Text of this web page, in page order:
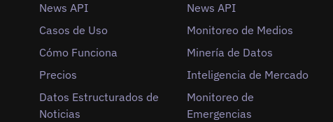
News API
Casos de Uso
Cómo Funciona
Precios
Datos Estructurados de
Noticias
News API
Monitoreo de Medios
Minería de Datos
Inteligencia de Mercado
Monitoreo de
Emergencias